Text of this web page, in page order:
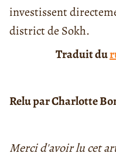
investissent
district de Sokh.
Traduit du
Relu par Charlotte
Merci d'avoir lu cet